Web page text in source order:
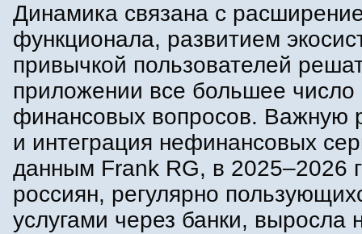
Динамика связана с
функционала, развитием
привычкой пользователей
приложении все большее число
финансовых вопросов. Важную
и интеграция нефинансовых
данным Frank RG, в 2025–2026
россиян, регулярно
услугами через банки, выросла